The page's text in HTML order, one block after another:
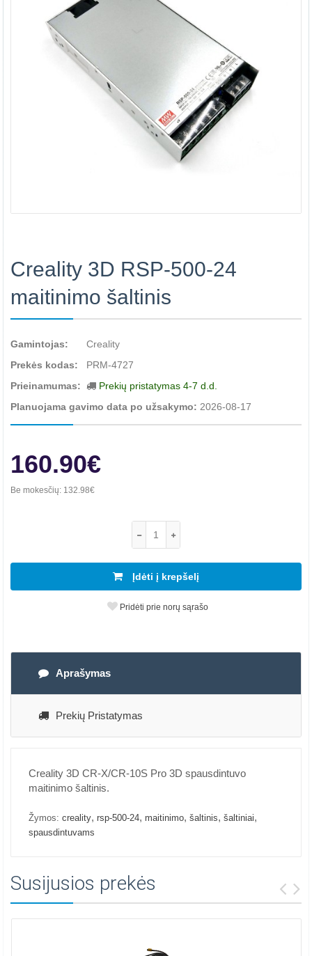
Creality 3D RSP-500-24
maitinimo šaltinis
Gamintojas:
Creality
Prekės kodas:
PRM-4727
Prieinamumas:
Prekių pristatymas 4-7 d.d.
Planuojama gavimo data po užsakymo: 2026-08-17
160.90€
Be mokesčių: 132.98€
Įdėti į krepšelį
Pridėti prie norų sąrašo
Aprašymas
Prekių Pristatymas
Creality 3D CR-X/CR-10S Pro 3D spausdintuvo
maitinimo šaltinis.
Žymos: creality, rsp-500-24, maitinimo, šaltinis, šaltiniai,
spausdintuvams
Susijusios prekės